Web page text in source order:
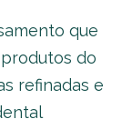
que
do
refinadas e